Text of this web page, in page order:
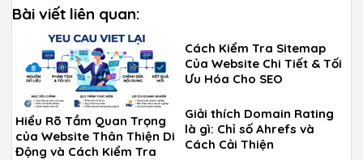
Bài viết liên quan:
Hiểu Rõ Tầm Quan Trọng
của Website Thân Thiện Di
Động và Cách Kiểm Tra
Cách Kiểm Tra Sitemap
Của Website Chi Tiết & Tối
Ưu Hóa Cho SEO
Giải thích Domain Rating
là gì: Chỉ số Ahrefs và
Cách Cải Thiện